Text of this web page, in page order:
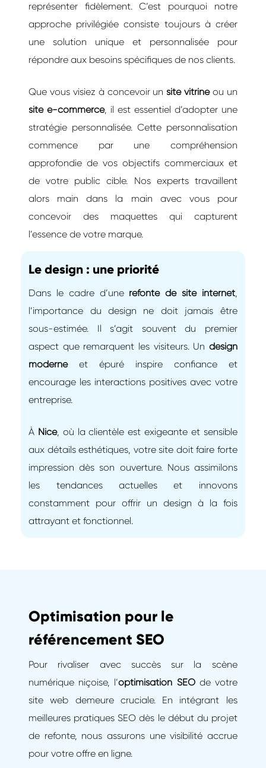
représenter fidèlement. C’est pourquoi notre
approche privilégiée consiste toujours à créer
une solution unique et personnalisée pour
répondre aux besoins spécifiques de nos clients.
Que vous visiez à concevoir un site vitrineou un
site e-commerce, il est essentiel d’adopter une
stratégie personnalisée. Cette personnalisation
commence par une compréhension
approfondie de vos objectifs commerciaux et
de votre public cible. Nos experts travaillent
alors main dans la main avec vous pour
concevoir des maquettes qui capturent
l’essence de votre marque.
Le design : une priorité
Dans le cadre d’une refonte de site internet,
l’importance du design ne doit jamais être
sous-estimée. Il s’agit souvent du premier
aspect que remarquent les visiteurs. Un design
moderneet épuré inspire confiance et
encourage les interactions positives avec votre
entreprise.
À Nice, où la clientèle est exigeante et sensible
aux détails esthétiques, votre site doit faire forte
impression dès son ouverture. Nous assimilons
les tendances actuelles et innovons
constamment pour offrir un design à la fois
attrayant et fonctionnel.
Optimisation pour le
référencement SEO
Pour rivaliser avec succès sur la scène
numérique niçoise, l’optimisation SEOde votre
site web demeure cruciale. En intégrant les
meilleures pratiques SEO dès le début du projet
de refonte, nous assurons une visibilité accrue
pour votre offre en ligne.